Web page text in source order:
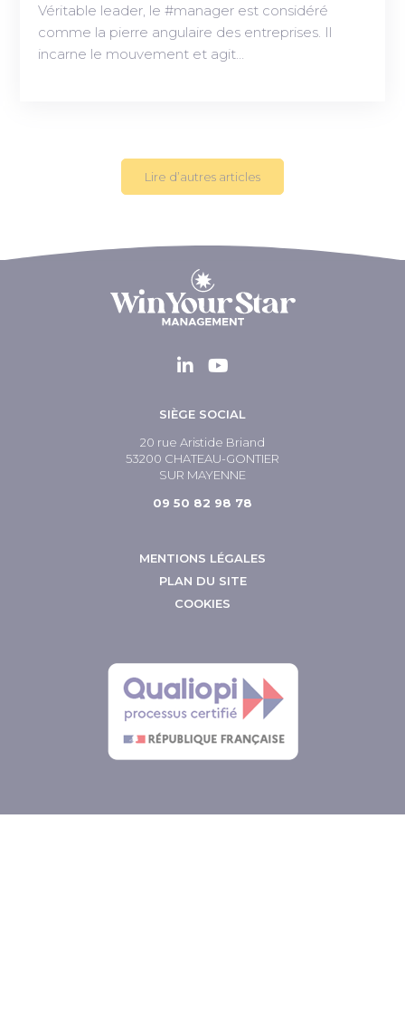
Véritable leader, le #manager est considéré
comme la pierre angulaire des entreprises. Il
incarne le mouvement et agit…
Lire d’autres articles
SIÈGE SOCIAL
20 rue Aristide Briand
53200 CHATEAU-GONTIER
SUR MAYENNE
09 50 82 98 78
MENTIONS LÉGALES
PLAN DU SITE
COOKIES